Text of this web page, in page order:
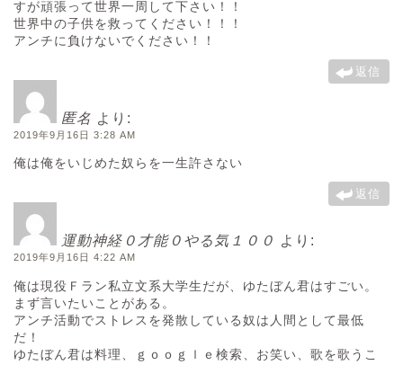
すが頑張って世界一周して下さい！！
世界中の子供を救ってください！！！
アンチに負けないでください！！
返信
匿名 より:
2019年9月16日 3:28 AM
俺は俺をいじめた奴らを一生許さない
返信
運動神経０才能０やる気１００ より:
2019年9月16日 4:22 AM
俺は現役Ｆラン私立文系大学生だが、ゆたぼん君はすごい。
まず言いたいことがある。
アンチ活動でストレスを発散している奴は人間として最低
だ！
ゆたぼん君は料理、ｇｏｏｇｌｅ検索、お笑い、歌を歌うこ